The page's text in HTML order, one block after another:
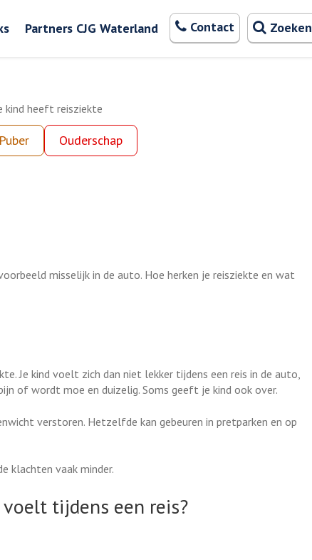
Partners CJG Waterland Contact Zoeken
kind heeft reisziekte
Puber Ouderschap
misselijk in de auto. Hoe herken je reisziekte en wat
Je kind voelt zich dan niet lekker tijdens een reis in de auto,
of wordt moe en duizelig. Soms geeft je kind ook over.
verstoren. Hetzelfde kan gebeuren in pretparken en op
klachten vaak minder.
tijdens een reis?